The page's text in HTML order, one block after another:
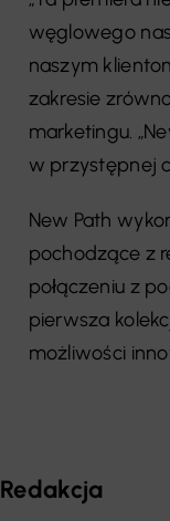
węglowego
naszym
zakresie
marketingu.
w przystępnej
New Path
pochodzące z
połączeniu z
pierwsza
możliwości
Redakcja